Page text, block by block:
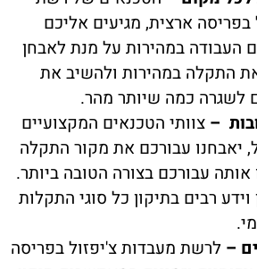
בפריסה ארצית, מגיעים אליכם
העבודה במהירות על מנת לאבחן
התקלה במהירות ולהשיב את
לשגרה כמה שיותר מהר.
– צוותי הטכנאים המקצועיים
יאבחנו עבורכם את מקור התקלה
אותה עבורכם בצורה הטובה ביותר.
וידע רבים בתיקון כל סוגי התקלות
– לרשת מעבדות צ'יפזול בפריסה